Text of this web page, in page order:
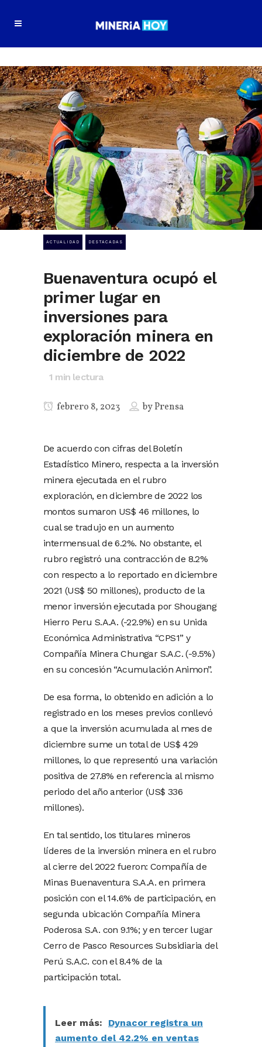
ACTUALIDAD DESTACADAS
Buenaventura ocupó el
primer lugar en
inversiones para
exploración minera en
diciembre de 2022
1 min lectura
febrero 8, 2023 byPrensa
De acuerdo con cifras del Boletín
Estadístico Minero, respecta a la inversión
minera ejecutada en el rubro
exploración, en diciembre de 2022 los
montos sumaron US$ 46 millones, lo
cual se tradujo en un aumento
intermensual de 6.2%. No obstante, el
rubro registró una contracción de 8.2%
con respecto a lo reportado en diciembre
2021 (US$ 50 millones), producto de la
menor inversión ejecutada por Shougang
Hierro Peru S.A.A. (-22.9%) en su Unida
Económica Administrativa “CPS1” y
Compañía Minera Chungar S.A.C. (-9.5%)
en su concesión “Acumulación Animon”.
De esa forma, lo obtenido en adición a lo
registrado en los meses previos conllevó
a que la inversión acumulada al mes de
diciembre sume un total de US$ 429
millones, lo que representó una variación
positiva de 27.8% en referencia al mismo
periodo del año anterior (US$ 336
millones).
En tal sentido, los titulares mineros
líderes de la inversión minera en el rubro
al cierre del 2022 fueron: Compañía de
Minas Buenaventura S.A.A. en primera
posición con el 14.6% de participación, en
segunda ubicación Compañía Minera
Poderosa S.A. con 9.1%; y en tercer lugar
Cerro de Pasco Resources Subsidiaria del
Perú S.A.C. con el 8.4% de la
participación total.
Leer más:
Dynacor registra un
aumento del 42.2% en ventas